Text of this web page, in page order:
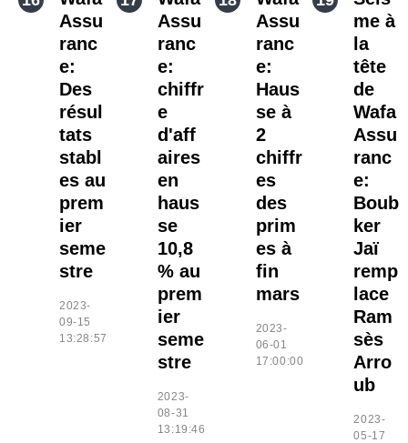
Assu
ranc
e:
Des
résul
tats
stabl
es au
prem
ier
seme
stre
2023-
09-15
13:28:57
Assu
ranc
e:
chiffr
e
d'aff
aires
en
haus
se
10,8
% au
prem
ier
seme
stre
2023-
08-31
13:19:46
Assu
ranc
e:
Haus
se à
2
chiffr
es
des
prim
es à
fin
mars
2023-
06-01
17:00:00
me à
la
tête
de
Wafa
Assu
ranc
e:
Boub
ker
Jaï
remp
lace
Ram
sès
Arro
ub
2023-
05-17